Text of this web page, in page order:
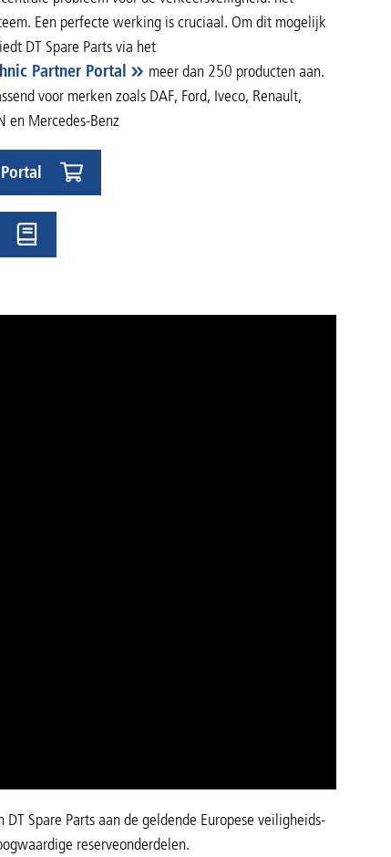
Een perfecte werking is cruciaal. Om dit mogelijk
DT Spare Parts via het
Partner Portal
meer dan 250 producten aan.
voor merken zoals DAF, Ford, Iveco, Renault,
en Mercedes-Benz
Spare Parts aan de geldende Europese veiligheids-
reserveonderdelen.